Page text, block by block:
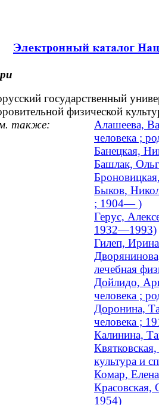
государственный
физической
также:
Алашеева,
человека ;
Банецкая,
Башлак,
Быков,
; 1904— )
Герус,
1932—1993)
Гилеп,
лечебная
Дойлидо,
человека ;
Доронина,
человека ;
Калинина,
культура и
Комар,
Красовская,
1954)